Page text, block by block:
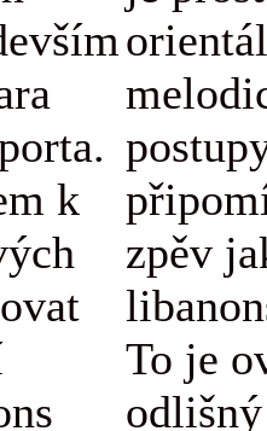
k
zpěv
To je